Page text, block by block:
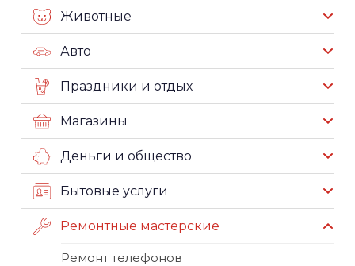
Животные
Авто
Праздники и отдых
Магазины
Деньги и общество
Бытовые услуги
Ремонтные мастерские
Ремонт телефонов